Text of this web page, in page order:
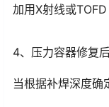
加用X射线或
4、压力容器修复
当根据补焊深度确